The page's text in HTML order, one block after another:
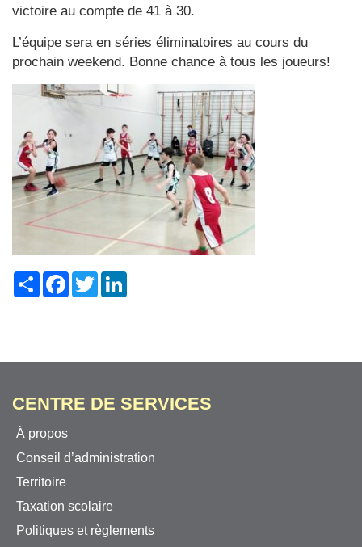
victoire au compte de 41 à 30.
L’équipe sera en séries éliminatoires au cours du
prochain weekend. Bonne chance à tous les joueurs!
ShareFacebook
Twitter
CENTRE DE SERVICES
À propos
Conseil d’administration
Territoire
Taxation scolaire
Politiques et règlements